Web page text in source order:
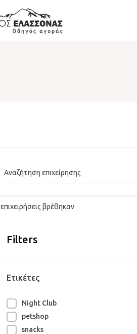
Αναζήτηση επιχείρησης
επιχειρήσεις βρέθηκαν
Filters
Ετικέτες
Night Club
petshop
snacks